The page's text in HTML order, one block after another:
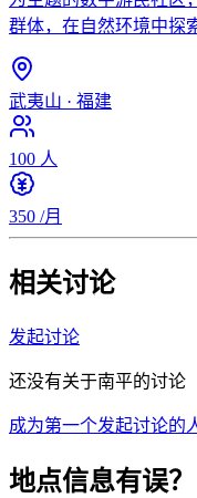
群体，在自然环境中探
武夷山 · 福建
100 人
350 /月
相关讨论
发起讨论
还没有关于南平的讨论
成为第一个发起讨论的
地点信息有误？